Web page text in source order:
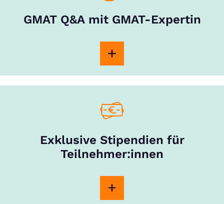
GMAT Q&A mit GMAT-Expertin
Exklusive Stipendien für
Teilnehmer:innen